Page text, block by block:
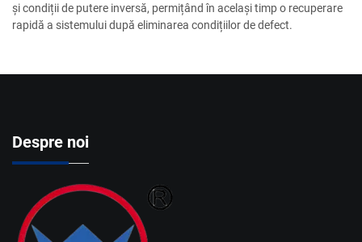
și condiții de putere inversă, permițând în același timp o recuperare
rapidă a sistemului după eliminarea condițiilor de defect.
Despre noi